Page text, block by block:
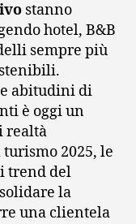
stanno
hotel, B&B
sempre più
abitudini di
è oggi un
realtà
2025, le
trend del
la
una clientela